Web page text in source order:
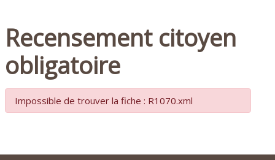
Recensement citoyen
obligatoire
Impossible de trouver la fiche : R1070.xml